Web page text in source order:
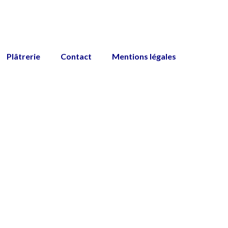
Plâtrerie Contact Mentions légales